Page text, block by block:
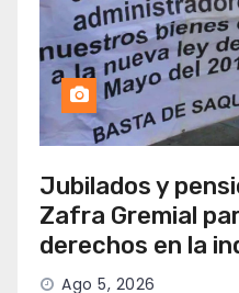
Jubilados y
Zafra Gremial
derechos en la
Ago 5, 2026